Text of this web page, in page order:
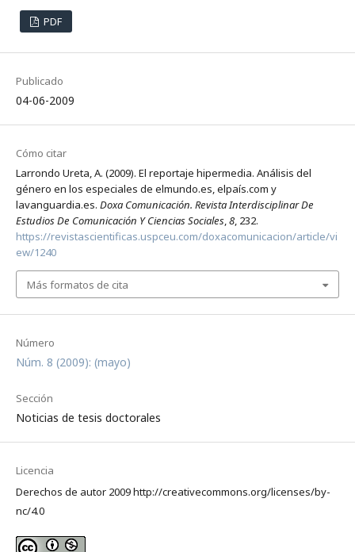
PDF
Publicado
04-06-2009
Número
Núm. 8 (2009): (mayo)
Sección
Noticias de tesis doctorales
Licencia
Derechos de autor 2009 http://creativecommons.org/licenses/by-
nc/4.0
Cómo citar
Larrondo Ureta, A. (2009). El reportaje hipermedia. Análisis del
género en los especiales de elmundo.es, elpaís.com y
lavanguardia.es. Doxa Comunicación. Revista Interdisciplinar De
Estudios De Comunicación Y Ciencias Sociales,8, 232.
https://revistascientificas.uspceu.com/doxacomunicacion/article/vi
ew/1240
Más formatos de cita